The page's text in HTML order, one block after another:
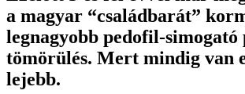
a magyar “családbarát”
legnagyobb pedofil-
tömörülés. Mert mindig van
lejebb.